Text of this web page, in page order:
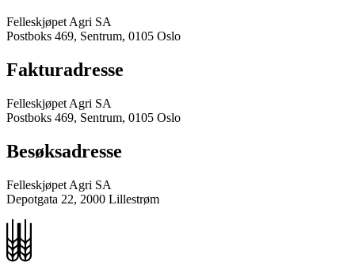
Felleskjøpet Agri SA
Postboks 469, Sentrum, 0105 Oslo
Fakturadresse
Felleskjøpet Agri SA
Postboks 469, Sentrum, 0105 Oslo
Besøksadresse
Felleskjøpet Agri SA
Depotgata 22, 2000 Lillestrøm